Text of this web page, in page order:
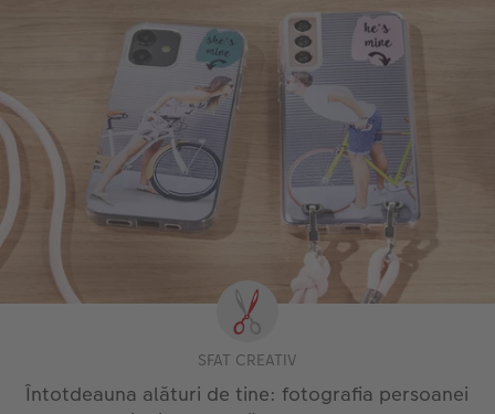
SFAT CREATIV
Întotdeauna alături de tine: fotografia persoanei